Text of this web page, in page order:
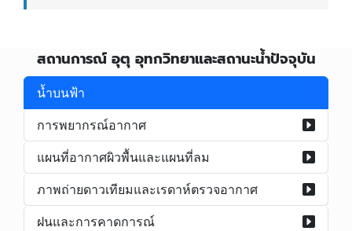
สถานการณ์ อุตุ อุทกวิทยาและสถานะน้ำปัจจุบัน
น้ำบนฟ้า
การพยากรณ์อากาศ
แผนที่อากาศผิวพื้นและแผนที่ลม
ภาพถ่ายดาวเทียมและเรดาห์ตรวจอากาศ
ฝนและการคาดการณ์